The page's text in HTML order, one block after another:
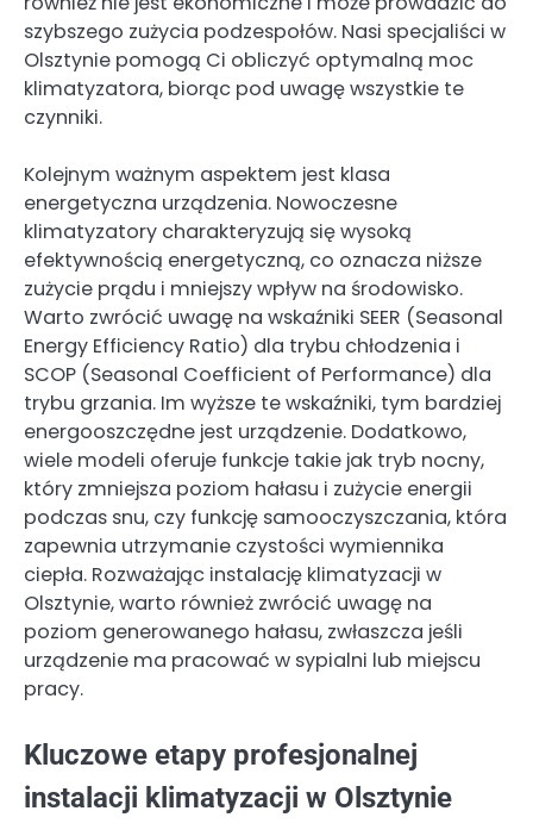
szybszego zużycia podzespołów. Nasi specjaliści w
Olsztynie pomogą Ci obliczyć optymalną moc
klimatyzatora, biorąc pod uwagę wszystkie te
czynniki.
Kolejnym ważnym aspektem jest klasa
energetyczna urządzenia. Nowoczesne
klimatyzatory charakteryzują się wysoką
efektywnością energetyczną, co oznacza niższe
zużycie prądu i mniejszy wpływ na środowisko.
Warto zwrócić uwagę na wskaźniki SEER (Seasonal
Energy Efficiency Ratio) dla trybu chłodzenia i
SCOP (Seasonal Coefficient of Performance) dla
trybu grzania. Im wyższe te wskaźniki, tym bardziej
energooszczędne jest urządzenie. Dodatkowo,
wiele modeli oferuje funkcje takie jak tryb nocny,
który zmniejsza poziom hałasu i zużycie energii
podczas snu, czy funkcję samooczyszczania, która
zapewnia utrzymanie czystości wymiennika
ciepła. Rozważając instalację klimatyzacji w
Olsztynie, warto również zwrócić uwagę na
poziom generowanego hałasu, zwłaszcza jeśli
urządzenie ma pracować w sypialni lub miejscu
pracy.
Kluczowe etapy profesjonalnej
instalacji klimatyzacji w Olsztynie